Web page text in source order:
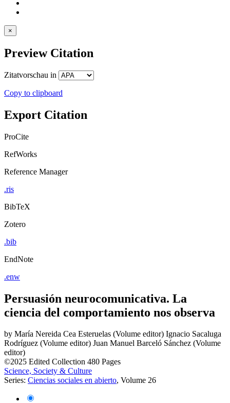
×
Preview Citation
Zitatvorschau in
Copy to clipboard
Export Citation
ProCite
RefWorks
Reference Manager
.ris
BibTeX
Zotero
.bib
EndNote
.enw
Persuasión neurocomunicativa. La
ciencia del comportamiento nos observa
by María Nereida Cea Esteruelas (Volume editor) Ignacio Sacaluga
Rodríguez (Volume editor) Juan Manuel Barceló Sánchez (Volume
editor)
©2025 Edited Collection 480 Pages
Science, Society & Culture
Series: Ciencias sociales en abierto, Volume 26